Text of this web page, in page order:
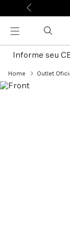
Informe seu
Outlet